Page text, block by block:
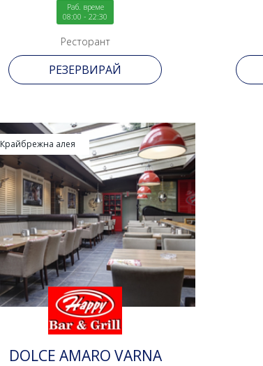
Раб. време
08:00 - 22:30
Ресторант
РЕЗЕРВИРАЙ
Крайбрежна алея
DOLCE AMARO VARNA